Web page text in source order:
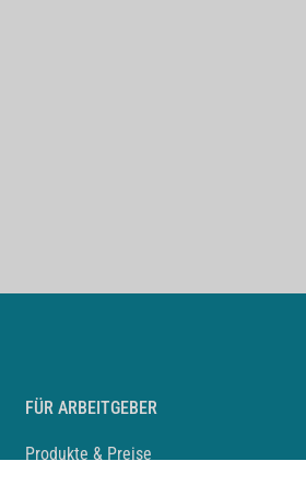
FÜR ARBEITGEBER
Produkte & Preise